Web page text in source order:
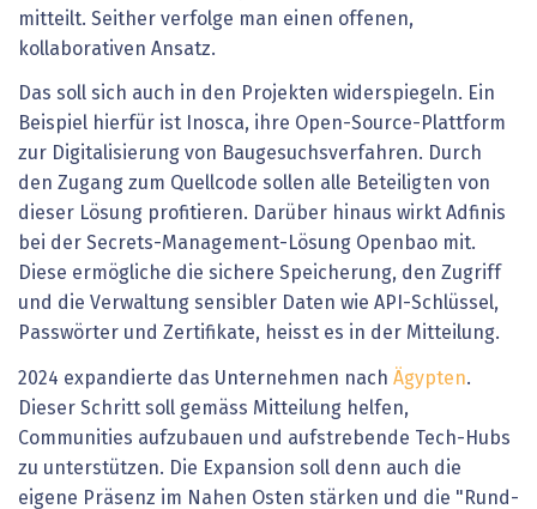
mitteilt. Seither verfolge man einen offenen,
kollaborativen Ansatz.
Das soll sich auch in den Projekten widerspiegeln. Ein
Beispiel hierfür ist Inosca, ihre Open-Source-Plattform
zur Digitalisierung von Baugesuchsverfahren. Durch
den Zugang zum Quellcode sollen alle Beteiligten von
dieser Lösung profitieren. Darüber hinaus wirkt Adfinis
bei der Secrets-Management-Lösung Openbao mit.
Diese ermögliche die sichere Speicherung, den Zugriff
und die Verwaltung sensibler Daten wie API-Schlüssel,
Passwörter und Zertifikate, heisst es in der Mitteilung.
2024 expandierte das Unternehmen nach Ägypten.
Dieser Schritt soll gemäss Mitteilung helfen,
Communities aufzubauen und aufstrebende Tech-Hubs
zu unterstützen. Die Expansion soll denn auch die
eigene Präsenz im Nahen Osten stärken und die "Rund-